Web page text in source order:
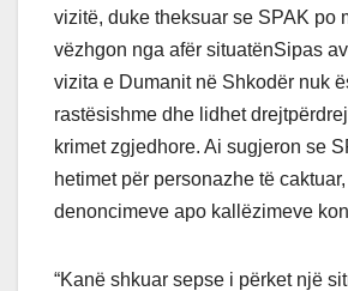
vizitë, duke theksuar se SPAK po
vëzhgon nga afër situatënSipas
vizita e Dumanit në Shkodër nuk
rastësishme dhe lidhet
krimet zgjedhore. Ai sugjeron se
hetimet për personazhe të
denoncimeve apo kallëzimeve
“Kanë shkuar sepse i përket një